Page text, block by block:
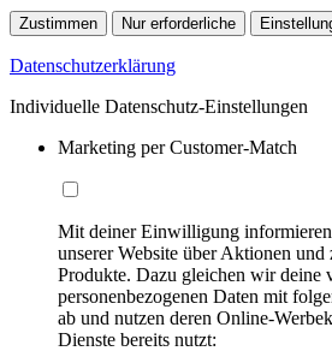
Zustimmen Nur erforderliche
Datenschutzerklärung
Individuelle Datenschutz-Einstellungen
Marketing per Customer-Match
Mit deiner Einwilligung
unserer Website über Aktionen und
Produkte. Dazu gleichen wir deine
personenbezogenen Daten mit
ab und nutzen deren Online-
Dienste bereits nutzt: